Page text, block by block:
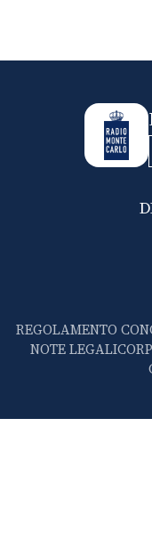
REGOLAMENTO
NOTE LEGALI